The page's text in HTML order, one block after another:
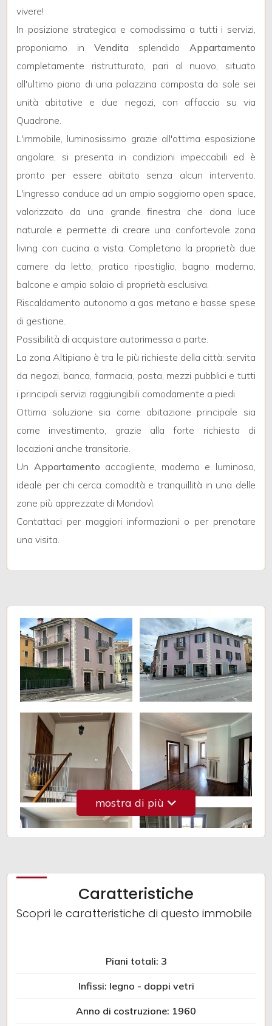
vivere!
In posizione strategica e comodissima a tutti i servizi,
proponiamo in Vendita splendido Appartamento
completamente ristrutturato, pari al nuovo, situato
all'ultimo piano di una palazzina composta da sole sei
unità abitative e due negozi, con affaccio su via
Quadrone.
L'immobile, luminosissimo grazie all'ottima esposizione
angolare, si presenta in condizioni impeccabili ed è
pronto per essere abitato senza alcun intervento.
L'ingresso conduce ad un ampio soggiorno open space,
valorizzato da una grande finestra che dona luce
naturale e permette di creare una confortevole zona
living con cucina a vista. Completano la proprietà due
camere da letto, pratico ripostiglio, bagno moderno,
balcone e ampio solaio di proprietà esclusiva.
Riscaldamento autonomo a gas metano e basse spese
di gestione.
Possibilità di acquistare autorimessa a parte.
La zona Altipiano è tra le più richieste della città: servita
da negozi, banca, farmacia, posta, mezzi pubblici e tutti
i principali servizi raggiungibili comodamente a piedi.
Ottima soluzione sia come abitazione principale sia
come investimento, grazie alla forte richiesta di
locazioni anche transitorie.
Un Appartamento accogliente, moderno e luminoso,
ideale per chi cerca comodità e tranquillità in una delle
zone più apprezzate di Mondovì.
Contattaci per maggiori informazioni o per prenotare
una visita.
mostra di più
Caratteristiche
Scopri le caratteristiche di questo immobile
Piani totali: 3
Infissi: legno - doppi vetri
Anno di costruzione: 1960
Locali
minimi
Qualsiasi
1
2
3
4
5
5+
Bagni
minimi
Qualsiasi
1
2
5+
Camere
minime
Qualsiasi
1
2
3